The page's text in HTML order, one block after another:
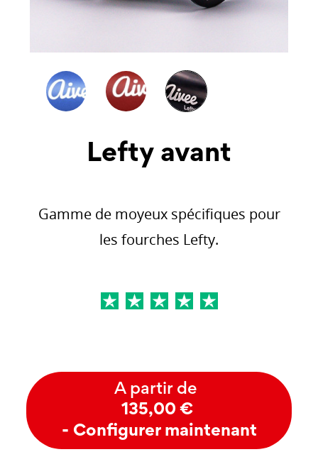
Lefty avant
Gamme de moyeux spécifiques pour
les fourches Lefty.
A partir de
135,00 €
- Configurer maintenant